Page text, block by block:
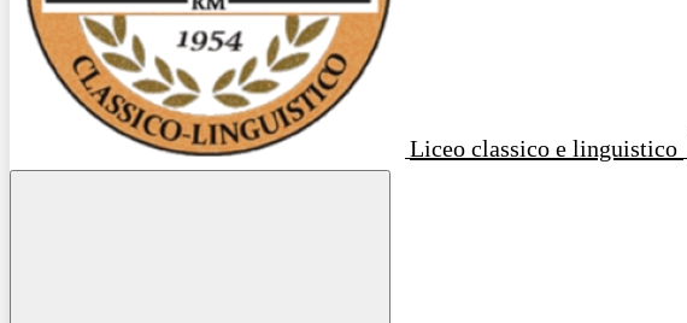
Liceo classico e linguistico